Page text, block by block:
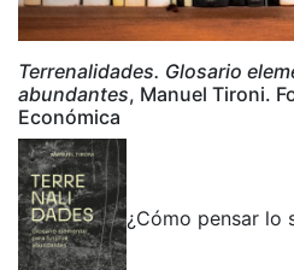
Terrenalidades. Glosario
abundantes, Manuel Tironi.
Económica
¿Cómo pensar lo